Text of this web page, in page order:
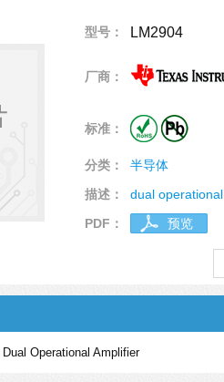
型号： LM2904
厂商：
标准：
分类：
半导体
描述：
dual operational
PDF：
预览
Dual Operational Amplifier